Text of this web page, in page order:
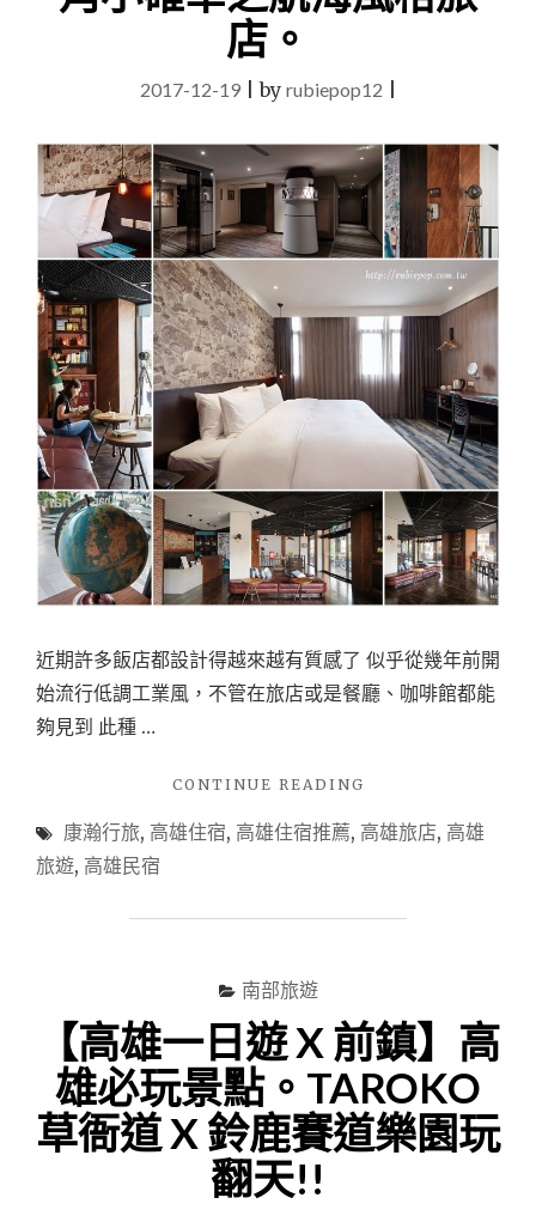
假
小
選
擇
近
的
大
天
飯
店
來
不
同
的
歐
式
吧!"
店。
2017-12-19|by rubiepop12
近期許多飯店都設計得越來越有質感了 似乎從幾年前開
始流行低調工業風，不管在旅店或是餐廳、咖啡館都能
夠見到 此種 …
CONTINUE READING
住
遊
走
世
界
的
康瀚行旅, 高雄住宿, 高雄住宿推薦, 高雄旅店, 高雄
旅遊, 高雄民宿
南部旅遊
【高雄一日遊 X 前鎮】高
雄必玩景點。TAROKO
草衙道 X 鈴鹿賽道樂園玩
翻天!!